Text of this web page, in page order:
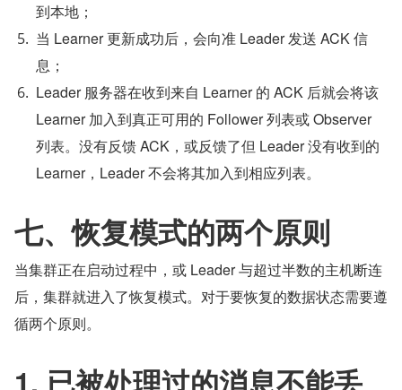
到本地；
当 Learner 更新成功后，会向准 Leader 发送 ACK 信
息；
Leader 服务器在收到来自 Learner 的 ACK 后就会将该
Learner 加入到真正可用的 Follower 列表或 Observer
列表。没有反馈 ACK，或反馈了但 Leader 没有收到的
Learner，Leader 不会将其加入到相应列表。
七、恢复模式的两个原则
当集群正在启动过程中，或 Leader 与超过半数的主机断连
后，集群就进入了恢复模式。对于要恢复的数据状态需要遵
循两个原则。